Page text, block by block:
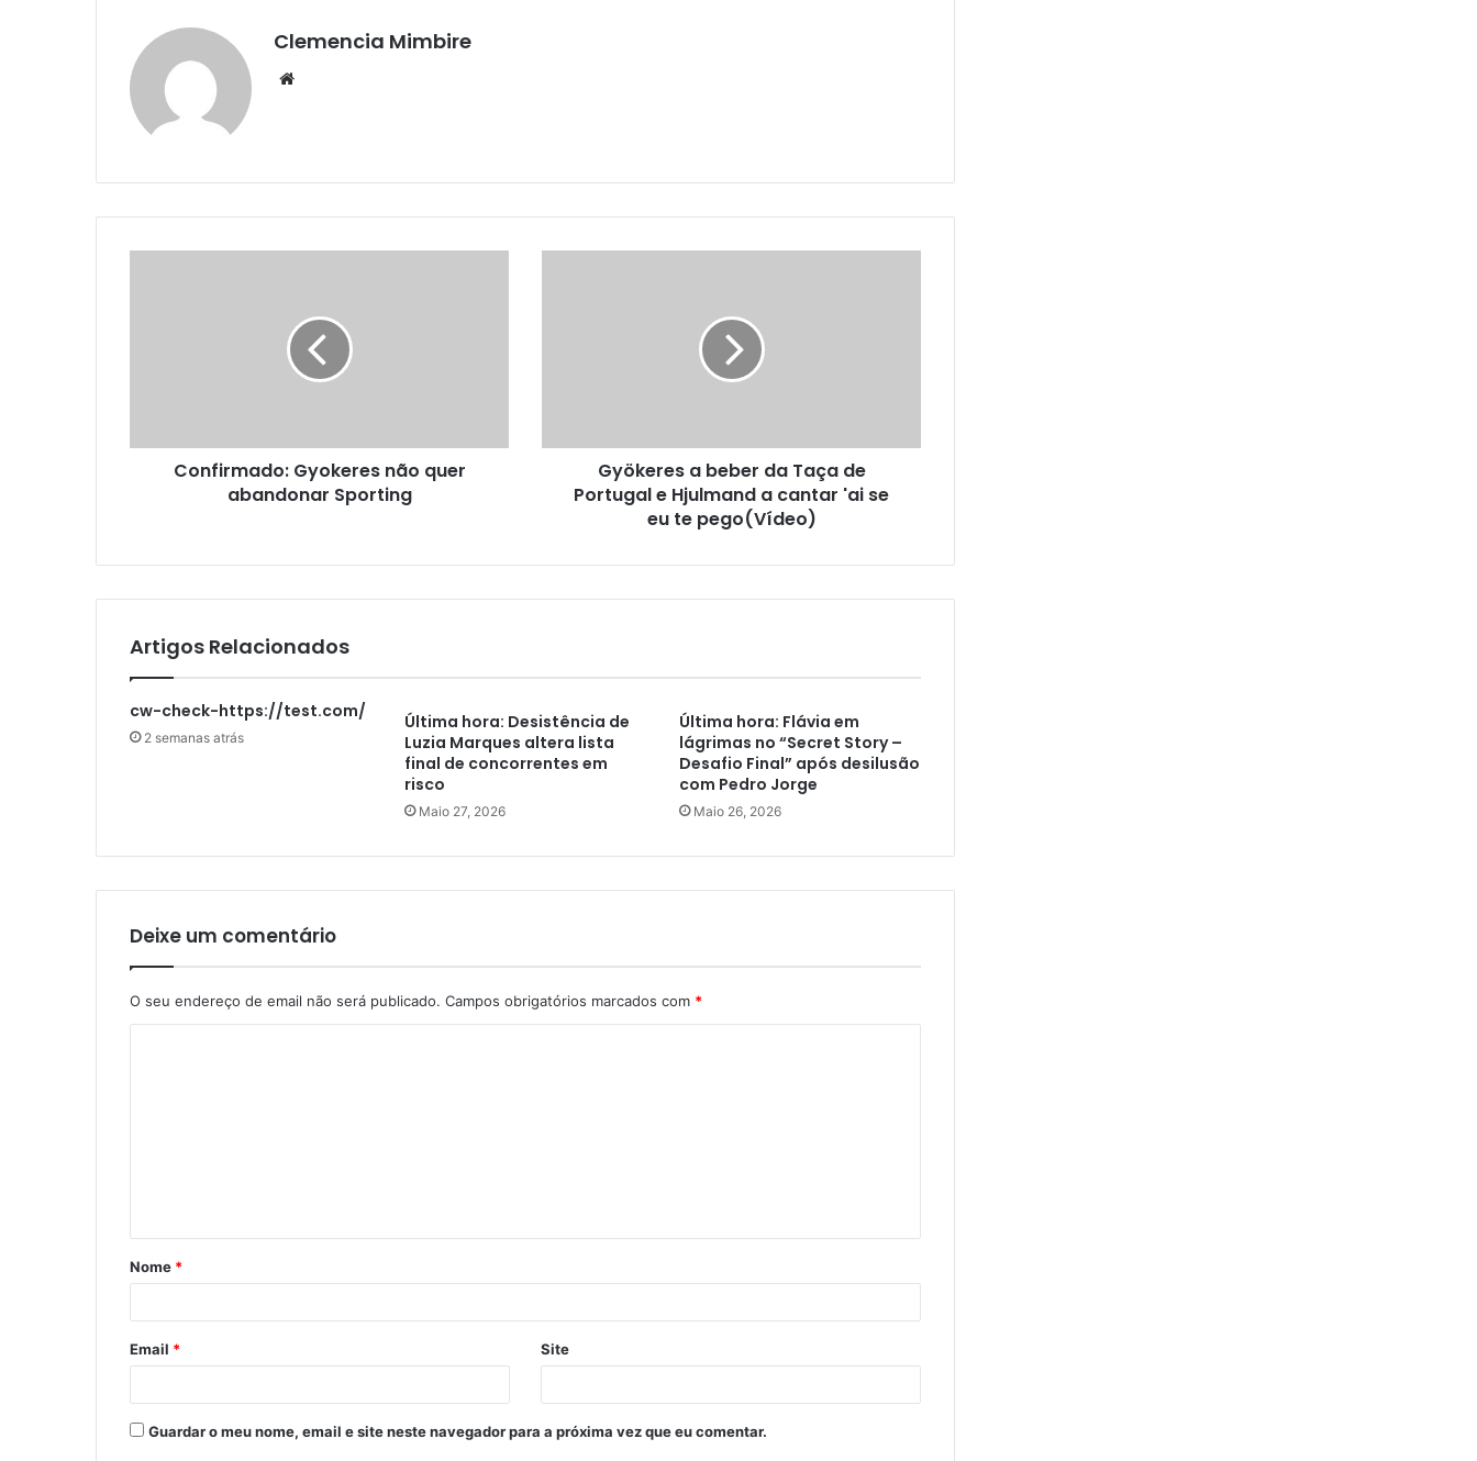
Clemencia Mimbire
Website
Confirmado: Gyokeres não quer
abandonar Sporting
Gyökeres a beber da Taça de
Portugal e Hjulmand a cantar 'ai se
eu te pego(Vídeo)
Artigos Relacionados
cw-check-https://test.com/
2 semanas atrás
Última hora: Desistência de
Luzia Marques altera lista
final de concorrentes em
risco
Maio 27, 2026
Última hora: Flávia em
lágrimas no “Secret Story –
Desafio Final” após desilusão
com Pedro Jorge
Maio 26, 2026
Deixe um comentário
O seu endereço de email não será publicado. Campos obrigatórios marcados com *
á
r
*
Nome *
Email * Site
Guardar o meu nome, email e site neste navegador para a próxima vez que eu comentar.